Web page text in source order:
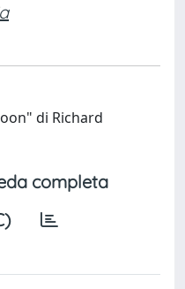
di Richard
completa